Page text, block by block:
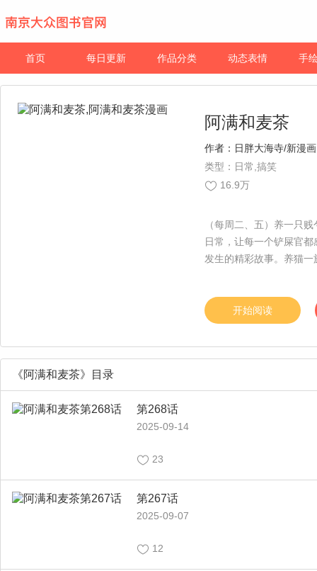
首页 每日更新 作品分类 动态表情 手
阿满和麦茶
作者： 日胖大海寺/新漫画
类型：日常,搞笑
16.9万
（每周二、五）养一只
日常，让每一个铲屎官
发生的精彩故事。养猫
开始阅读
《阿满和麦茶》目录
第268话
2025-09-14
23
第267话
2025-09-07
12